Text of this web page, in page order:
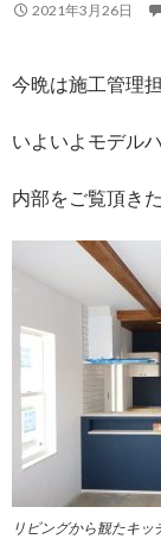
2021年3月26日
今晩は施工管理
いよいよモデル
内部をご覧頂き
リビングから観たキッ